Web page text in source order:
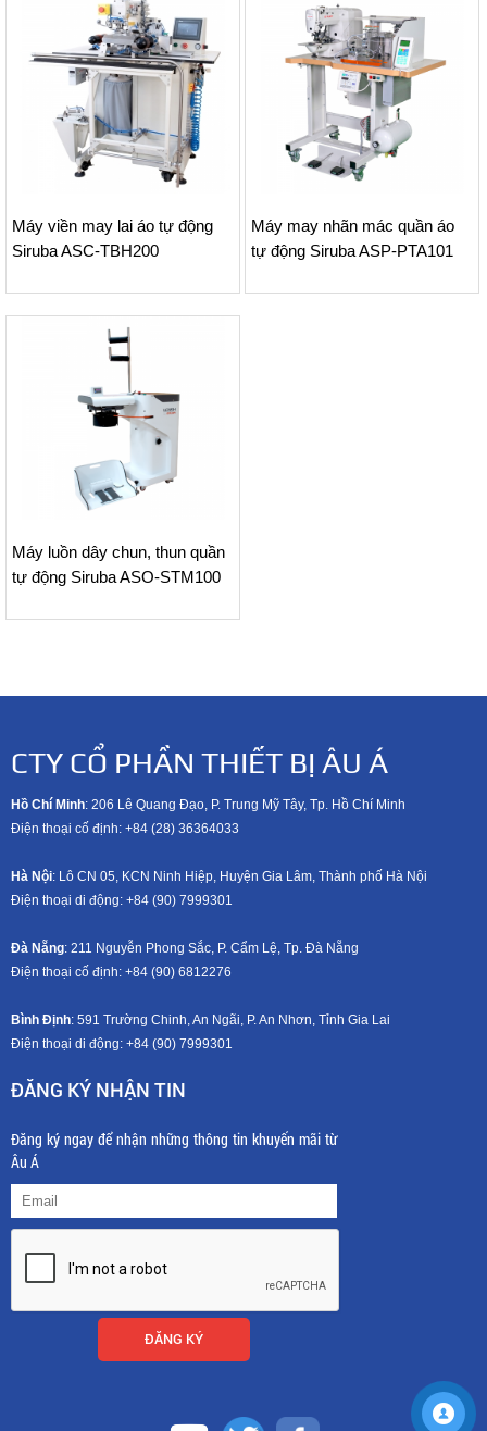
Máy viền may lai áo tự động
Siruba ASC-TBH200
Máy may nhãn mác quần áo
tự động Siruba ASP-PTA101
Máy luồn dây chun, thun quần
tự động Siruba ASO-STM100
CTY CỔ PHẦN THIẾT BỊ ÂU Á
Hồ Chí Minh: 206 Lê Quang Đạo, P. Trung Mỹ Tây, Tp. Hồ Chí Minh
Điện thoại cố định: +84 (28) 36364033
Hà Nội: Lô CN 05, KCN Ninh Hiệp, Huyện Gia Lâm, Thành phố Hà Nội
Điện thoại di động: +84 (90) 7999301
Đà Nẵng: 211 Nguyễn Phong Sắc, P. Cẩm Lệ, Tp. Đà Nẵng
Điện thoại cố định: +84 (90) 6812276
Bình Định: 591 Trường Chinh, An Ngãi, P. An Nhơn, Tỉnh Gia Lai
Điện thoại di động: +84 (90) 7999301
ĐĂNG KÝ NHẬN TIN
Đăng ký ngay để nhận những thông tin khuyến mãi từ
Âu Á